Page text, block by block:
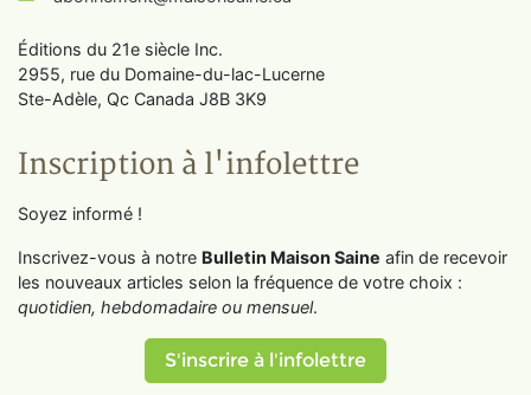
Éditions du 21e siècle Inc.
2955, rue du Domaine-du-lac-Lucerne
Ste-Adèle, Qc Canada J8B 3K9
Inscription à l'infolettre
Soyez informé !
Inscrivez-vous à notre Bulletin Maison Saine afin de recevoir
les nouveaux articles selon la fréquence de votre choix :
quotidien, hebdomadaire ou mensuel.
S'inscrire à l'infolettre